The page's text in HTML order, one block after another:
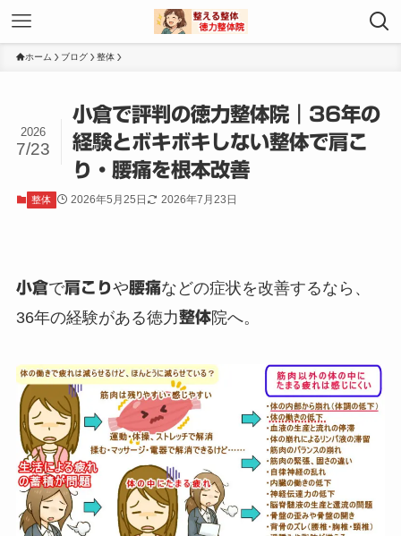
ホーム ブログ 整体
小倉で評判の徳力整体院｜36年の
経験とボキボキしない整体で肩こ
り・腰痛を根本改善
2026
7/23
整体 2026年5月25日 2026年7月23日
小倉で肩こりや腰痛などの症状を改善するなら、
36年の経験がある徳力整体院へ。